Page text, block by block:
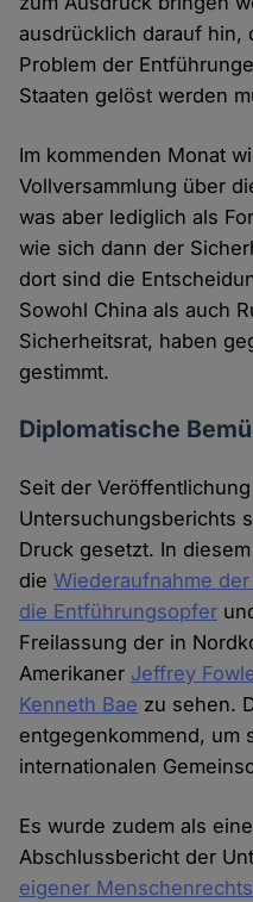
ausdrücklich darauf hin,
Problem der
Staaten gelöst werden
Im kommenden Monat
Vollversammlung über
was aber lediglich als
wie sich dann der
dort sind die
Sowohl China als auch
Sicherheitsrat, haben
gestimmt.
Diplomatische
Seit der
Untersuchungsberichts
Druck gesetzt. In
dieWiederaufnahme
die Entführungsopfer
Freilassung der in
Amerikaner Jeffrey
Kenneth Bae zu sehen.
entgegenkommend, um
internationalen
Es wurde zudem als
Abschlussbericht der
eigener